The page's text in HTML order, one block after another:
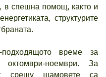
в спешна помощ, както и
структурите
време за
ноември. За
срещу щамовете са